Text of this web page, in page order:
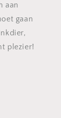
aan
gaan
plezier!